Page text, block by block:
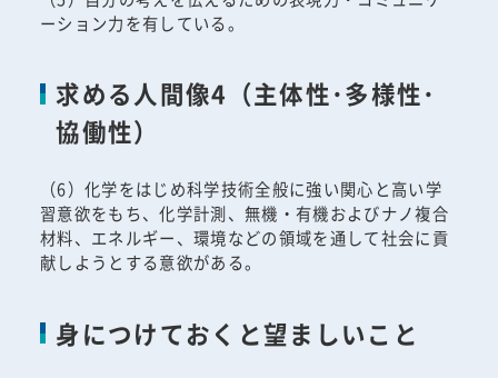
ーション力を有している。
求める人間像4（主体性･多様性･
協働性）
（6）化学をはじめ科学技術全般に強い関心と高い学
習意欲をもち、化学計測、無機・有機およびナノ複合
材料、エネルギー、環境などの領域を通して社会に貢
献しようとする意欲がある。
身につけておくと望ましいこと